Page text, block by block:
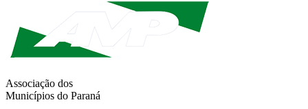
Associação dos
Municípios do Paraná